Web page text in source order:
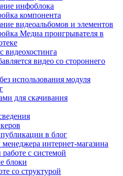
инфоблока
компонента
видеоальбомов и элементов
Медиа проигрывателя в
видеохостинга
видео со стороннего
использования модуля
для скачивания
в блог
интернет-магазина
с системой
блоки
со структурой